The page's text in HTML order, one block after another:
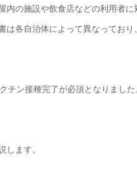
内の施設や飲食店などの利用者
各自治体によって異なっており
チン接種完了が必須となりまし
します。